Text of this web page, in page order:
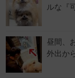
ルな『
昼間、
外出か